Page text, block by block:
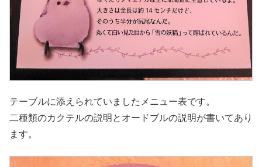
テーブルに添えられていましたメニュー表です。
二種類のカクテルの説明とオードブルの説明が書いてあり
ます。